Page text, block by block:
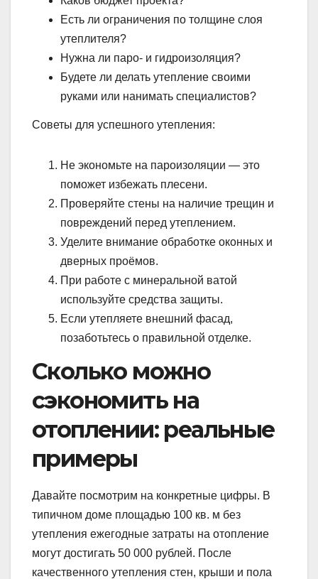
Есть ли ограничения по толщине слоя
утеплителя?
Нужна ли паро- и гидроизоляция?
Будете ли делать утепление своими
руками или нанимать специалистов?
Советы для успешного утепления:
Не экономьте на пароизоляции — это
поможет избежать плесени.
Проверяйте стены на наличие трещин и
повреждений перед утеплением.
Уделите внимание обработке оконных и
дверных проёмов.
При работе с минеральной ватой
используйте средства защиты.
Если утепляете внешний фасад,
позаботьтесь о правильной отделке.
Сколько можно
сэкономить на
отоплении: реальные
примеры
Давайте посмотрим на конкретные цифры. В
типичном доме площадью 100 кв. м без
утепления ежегодные затраты на отопление
могут достигать 50 000 рублей. После
качественного утепления стен, крыши и пола